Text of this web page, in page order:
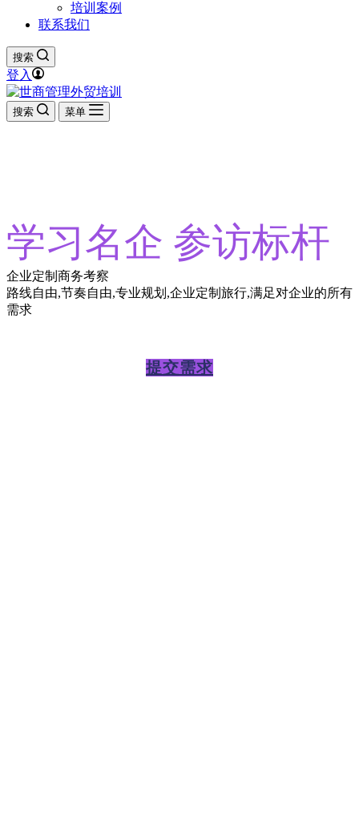
培训案例
联系我们
搜索
登入
搜索 菜单
学习名企 参访标杆
企业定制商务考察
路线自由,节奏自由,专业规划,企业定制旅行,满足对企业的所有
需求
提交需求